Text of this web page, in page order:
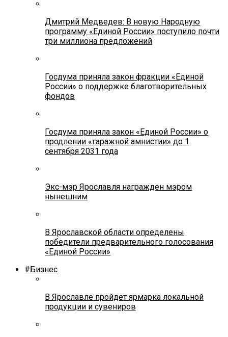
Дмитрий Медведев: В новую Народную
программу «Единой России» поступило почти
три миллиона предложений
Госдума приняла закон фракции «Единой
России» о поддержке благотворительных
фондов
Госдума приняла закон «Единой России» о
продлении «гаражной амнистии» до 1
сентября 2031 года
Экс-мэр Ярославля награжден мэром
нынешним
В Ярославской области определены
победители предварительного голосования
«Единой России»
#Бизнес
В Ярославле пройдет ярмарка локальной
продукции и сувениров